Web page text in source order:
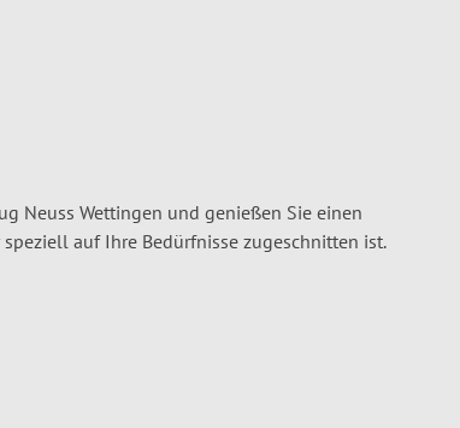
Neuss Wettingen und genießen Sie einen
speziell auf Ihre Bedürfnisse zugeschnitten ist.